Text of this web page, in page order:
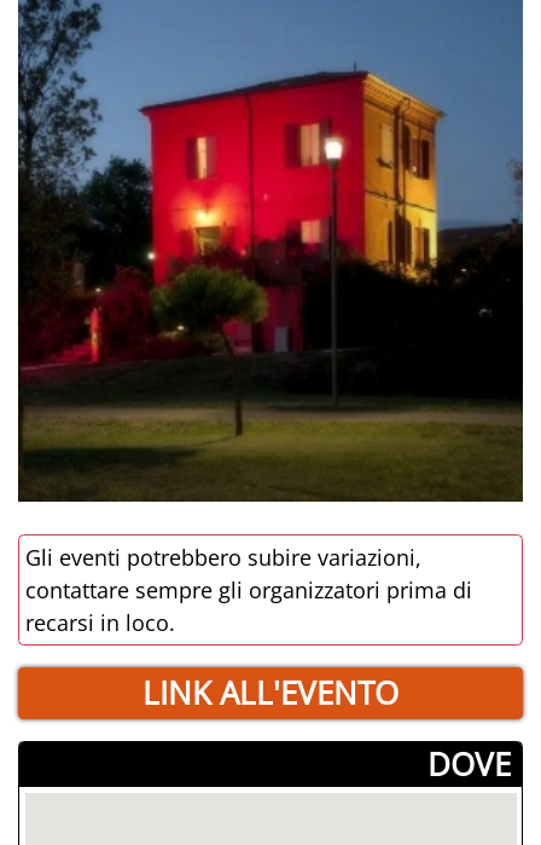
Gli eventi potrebbero subire variazioni,
contattare sempre gli organizzatori prima di
recarsi in loco.
LINK ALL'EVENTO
­DOVE